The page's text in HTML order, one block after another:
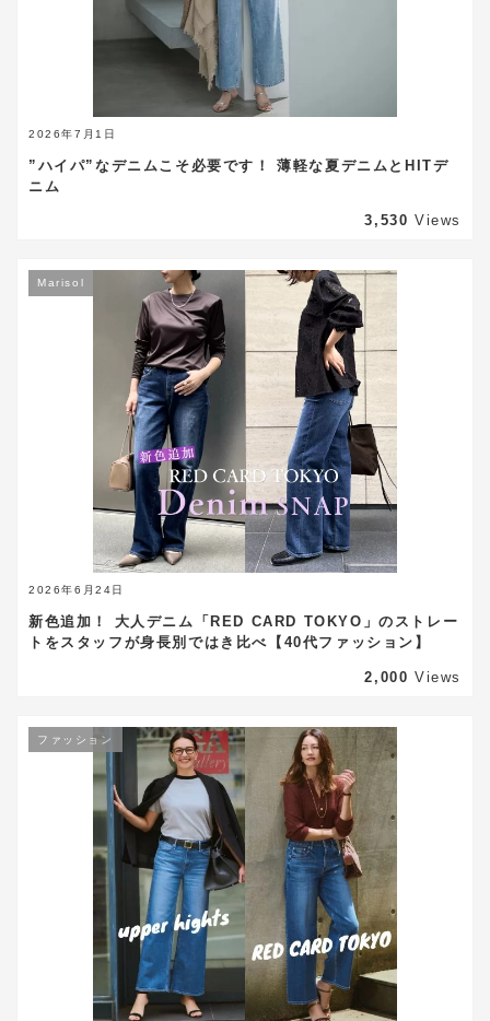
2026年7月1日
”ハイパ”なデニムこそ必要です！ 薄軽な夏デニムとHITデ
ニム
3,530 Views
2026年6月24日
Marisol
新色追加！ 大人デニム「RED CARD TOKYO」のストレー
トをスタッフが身長別ではき比べ【40代ファッション】
2,000 Views
ファッション